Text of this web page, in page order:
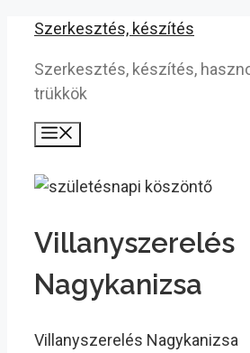
Kilépés
tartalomba
Szerkesztés, készítés
Szerkesztés, készítés,
trükkök
Villanyszerelés
Nagykanizsa
Villanyszerelés Nagykanizsa